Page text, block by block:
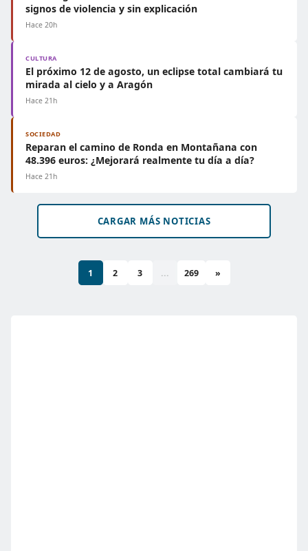
signos de violencia y sin explicación
Hace 20h
CULTURA
El próximo 12 de agosto, un eclipse total cambiará tu
mirada al cielo y a Aragón
Hace 21h
SOCIEDAD
Reparan el camino de Ronda en Montañana con
48.396 euros: ¿Mejorará realmente tu día a día?
Hace 21h
CARGAR MÁS NOTICIAS
1 2 3 ... 269 »